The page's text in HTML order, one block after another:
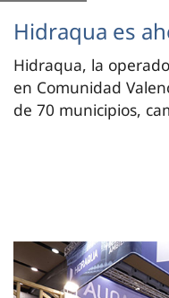
Hidraqua es
Hidraqua, la
en Comunidad
de 70 municipios,